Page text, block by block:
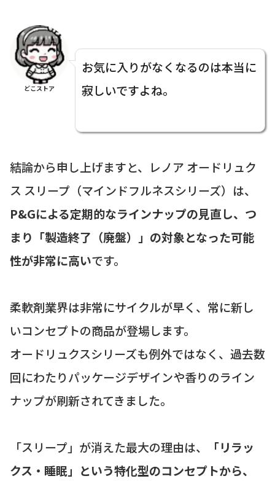
どこストア
お気に入りがなくなるのは本当に
寂しいですよね。
結論から申し上げますと、レノア オードリュク
ス スリープ（マインドフルネスシリーズ）は、
P&Gによる定期的なラインナップの見直し、つ
まり「製造終了（廃盤）」の対象となった可能
性が非常に高いです。
柔軟剤業界は非常にサイクルが早く、常に新し
いコンセプトの商品が登場します。
オードリュクスシリーズも例外ではなく、過去数
回にわたりパッケージデザインや香りのライン
ナップが刷新されてきました。
「スリープ」が消えた最大の理由は、
「リラッ
クス・睡眠」という特化型のコンセプトから、